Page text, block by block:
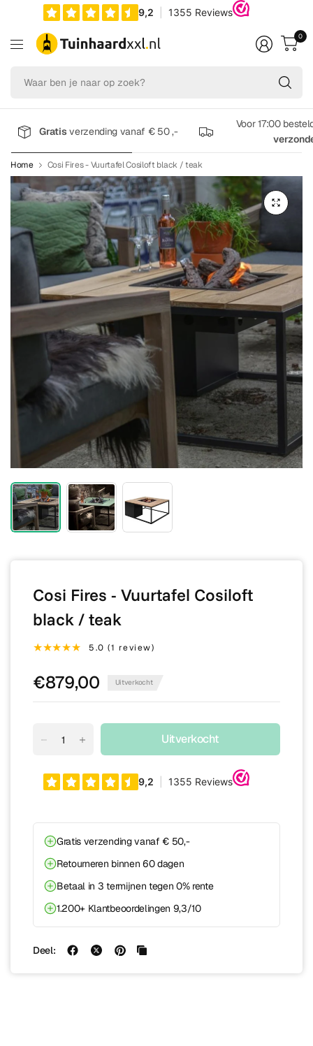
op
0
Gratisverzending vanaf € 50 ,-
Voor 17:00
Home Cosi Fires - Vuurtafel Cosiloft black / teak
Cosi Fires - Vuurtafel Cosiloft
black / teak
5.0 (1 review)
€879,00 Uitverkocht
Uitverkocht
Gratis verzending vanaf € 50,-
Retourneren binnen 60 dagen
Betaal in 3 termijnen tegen 0% rente
1.200+ Klantbeoordelingen 9,3/10
Deel: